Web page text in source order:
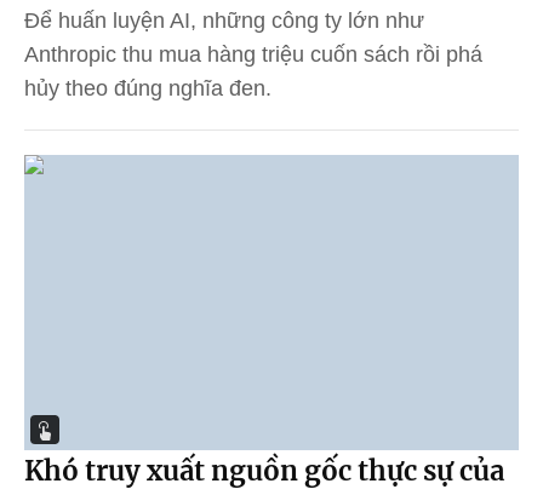
Để huấn luyện AI, những công ty lớn như
Anthropic thu mua hàng triệu cuốn sách rồi phá
hủy theo đúng nghĩa đen.
Khó truy xuất nguồn gốc thực sự của